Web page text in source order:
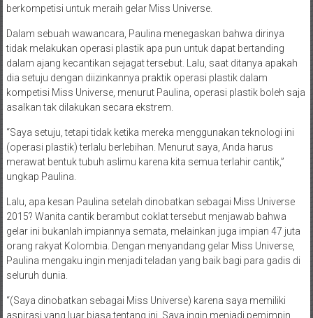
berkompetisi untuk meraih gelar Miss Universe.
Dalam sebuah wawancara, Paulina menegaskan bahwa dirinya
tidak melakukan operasi plastik apa pun untuk dapat bertanding
dalam ajang kecantikan sejagat tersebut. Lalu, saat ditanya apakah
dia setuju dengan diizinkannya praktik operasi plastik dalam
kompetisi Miss Universe, menurut Paulina, operasi plastik boleh saja
asalkan tak dilakukan secara ekstrem.
“Saya setuju, tetapi tidak ketika mereka menggunakan teknologi ini
(operasi plastik) terlalu berlebihan. Menurut saya, Anda harus
merawat bentuk tubuh aslimu karena kita semua terlahir cantik,”
ungkap Paulina.
Lalu, apa kesan Paulina setelah dinobatkan sebagai Miss Universe
2015? Wanita cantik berambut coklat tersebut menjawab bahwa
gelar ini bukanlah impiannya semata, melainkan juga impian 47 juta
orang rakyat Kolombia. Dengan menyandang gelar Miss Universe,
Paulina mengaku ingin menjadi teladan yang baik bagi para gadis di
seluruh dunia.
“(Saya dinobatkan sebagai Miss Universe) karena saya memiliki
aspirasi yang luar biasa tentang ini. Saya ingin menjadi pemimpin